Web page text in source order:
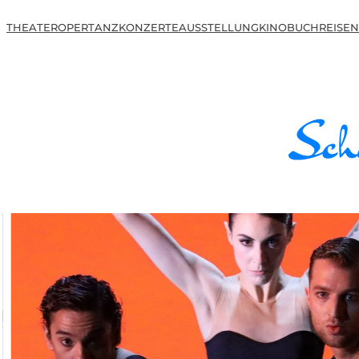
THEATEROPERTANZKONZERTEAUSSTELLUNGKINOBUCHREISEN